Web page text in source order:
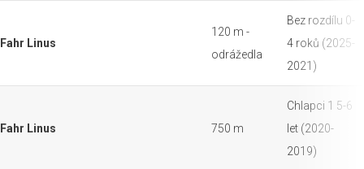
Fahr Linus
120 m -
odrážedla
Bez rozdílu 0-
4 roků (2025-
2021)
Fahr Linus 750 m
Chlapci 1 5-6
let (2020-
2019)